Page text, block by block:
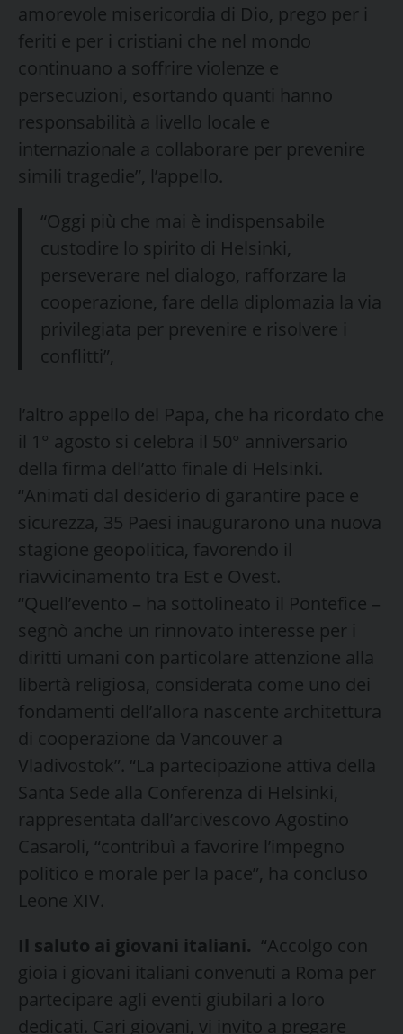
amorevole misericordia di Dio, prego per i
feriti e per i cristiani che nel mondo
continuano a soffrire violenze e
persecuzioni, esortando quanti hanno
responsabilità a livello locale e
internazionale a collaborare per prevenire
simili tragedie”, l’appello.
“Oggi più che mai è indispensabile
custodire lo spirito di Helsinki,
perseverare nel dialogo, rafforzare la
cooperazione, fare della diplomazia la via
privilegiata per prevenire e risolvere i
conflitti”,
l’altro appello del Papa, che ha ricordato che
il 1° agosto si celebra il 50° anniversario
della firma dell’atto finale di Helsinki.
“Animati dal desiderio di garantire pace e
sicurezza, 35 Paesi inaugurarono una nuova
stagione geopolitica, favorendo il
riavvicinamento tra Est e Ovest.
“Quell’evento – ha sottolineato il Pontefice –
segnò anche un rinnovato interesse per i
diritti umani con particolare attenzione alla
libertà religiosa, considerata come uno dei
fondamenti dell’allora nascente architettura
di cooperazione da Vancouver a
Vladivostok”. “La partecipazione attiva della
Santa Sede alla Conferenza di Helsinki,
rappresentata dall’arcivescovo Agostino
Casaroli, “contribuì a favorire l’impegno
politico e morale per la pace”, ha concluso
Leone XIV.
Il saluto ai giovani italiani. “Accolgo con
gioia i giovani italiani convenuti a Roma per
partecipare agli eventi giubilari a loro
dedicati. Cari giovani, vi invito a pregare